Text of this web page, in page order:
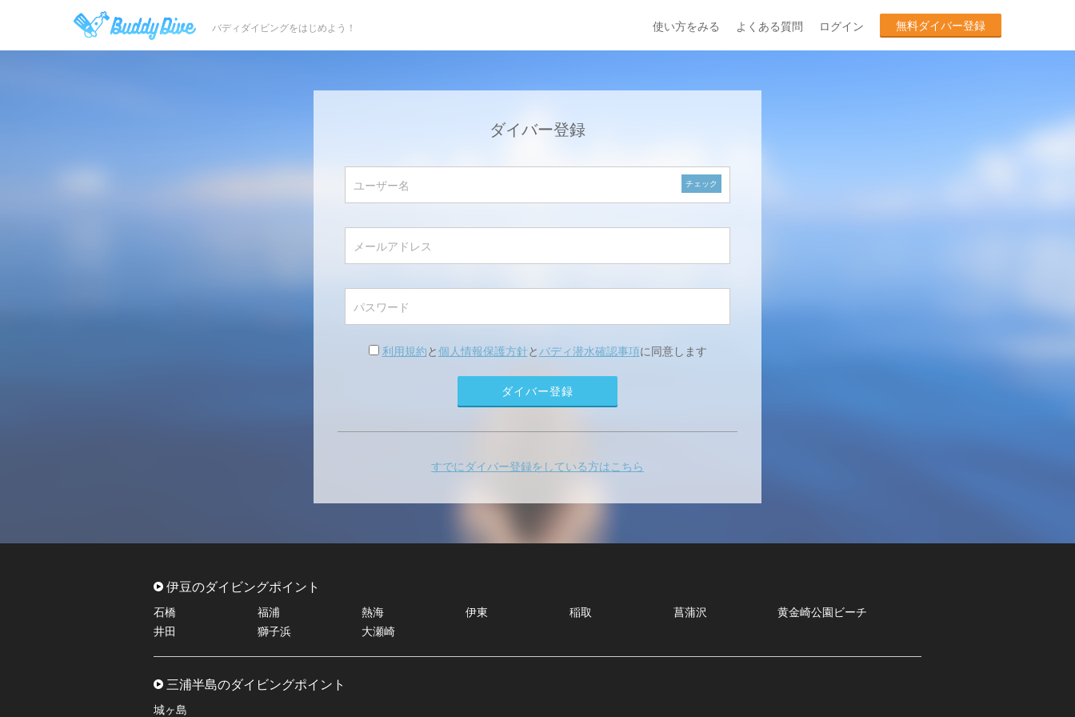
バディダイビングをはじめよう！ 無料ダイバー登録
ログイン
よくある質問
使い方をみる
ダイバー登録
チェック
利用規約と個人情報保護方針とバディ潜水確認事項に同意します
すでにダイバー登録をしている方はこちら
伊豆のダイビングポイント
石橋 福浦 熱海 伊東 稲取 菖蒲沢
黄金崎公園ビーチ
井田
獅子浜 大瀬崎
三浦半島のダイビングポイント
城ヶ島